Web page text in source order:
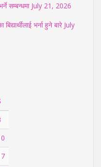
सम्बन्धमा July 21, 2026
भर्ना हुने बारे July